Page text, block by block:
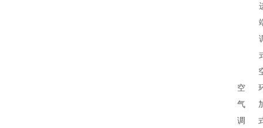
空
气
调